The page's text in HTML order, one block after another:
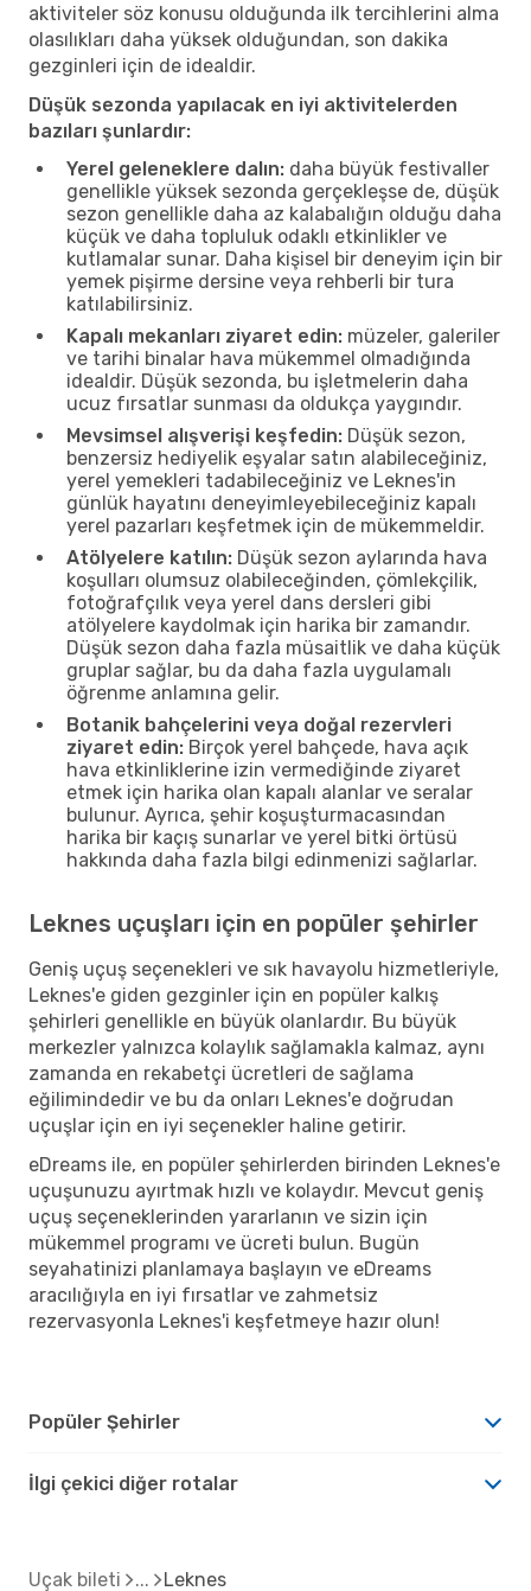
aktiviteler söz konusu olduğunda ilk tercihlerini alma
olasılıkları daha yüksek olduğundan, son dakika
gezginleri için de idealdir.
Düşük sezonda yapılacak en iyi aktivitelerden
bazıları şunlardır:
Yerel geleneklere dalın: daha büyük festivaller
genellikle yüksek sezonda gerçekleşse de, düşük
sezon genellikle daha az kalabalığın olduğu daha
küçük ve daha topluluk odaklı etkinlikler ve
kutlamalar sunar. Daha kişisel bir deneyim için bir
yemek pişirme dersine veya rehberli bir tura
katılabilirsiniz.
Kapalı mekanları ziyaret edin: müzeler, galeriler
ve tarihi binalar hava mükemmel olmadığında
idealdir. Düşük sezonda, bu işletmelerin daha
ucuz fırsatlar sunması da oldukça yaygındır.
Mevsimsel alışverişi keşfedin: Düşük sezon,
benzersiz hediyelik eşyalar satın alabileceğiniz,
yerel yemekleri tadabileceğiniz ve Leknes'in
günlük hayatını deneyimleyebileceğiniz kapalı
yerel pazarları keşfetmek için de mükemmeldir.
Atölyelere katılın: Düşük sezon aylarında hava
koşulları olumsuz olabileceğinden, çömlekçilik,
fotoğrafçılık veya yerel dans dersleri gibi
atölyelere kaydolmak için harika bir zamandır.
Düşük sezon daha fazla müsaitlik ve daha küçük
gruplar sağlar, bu da daha fazla uygulamalı
öğrenme anlamına gelir.
Botanik bahçelerini veya doğal rezervleri
ziyaret edin: Birçok yerel bahçede, hava açık
hava etkinliklerine izin vermediğinde ziyaret
etmek için harika olan kapalı alanlar ve seralar
bulunur. Ayrıca, şehir koşuşturmacasından
harika bir kaçış sunarlar ve yerel bitki örtüsü
hakkında daha fazla bilgi edinmenizi sağlarlar.
Leknes uçuşları için en popüler şehirler
Geniş uçuş seçenekleri ve sık havayolu hizmetleriyle,
Leknes'e giden gezginler için en popüler kalkış
şehirleri genellikle en büyük olanlardır. Bu büyük
merkezler yalnızca kolaylık sağlamakla kalmaz, aynı
zamanda en rekabetçi ücretleri de sağlama
eğilimindedir ve bu da onları Leknes'e doğrudan
uçuşlar için en iyi seçenekler haline getirir.
eDreams ile, en popüler şehirlerden birinden Leknes'e
uçuşunuzu ayırtmak hızlı ve kolaydır. Mevcut geniş
uçuş seçeneklerinden yararlanın ve sizin için
mükemmel programı ve ücreti bulun. Bugün
seyahatinizi planlamaya başlayın ve eDreams
aracılığıyla en iyi fırsatlar ve zahmetsiz
rezervasyonla Leknes'i keşfetmeye hazır olun!
Popüler Şehirler
İlgi çekici diğer rotalar
Uçak bileti Leknes